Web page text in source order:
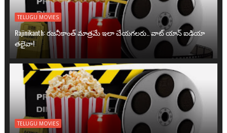
TELUGU MOVIES
Rajinikanth: రజనీకాంత్ మాత్రమే ఇలా చేయగలరు.. వాట్ యాన్ ఐడియా
తలైవా!
TELUGU MOVIES